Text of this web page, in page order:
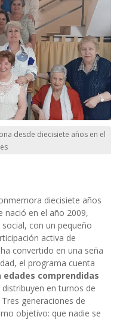
desde diecisiete años en el
diecisiete años
nació en el año 2009,
con un pequeño
activa de
convertido en una seña
el programa cuenta
edades comprendidas
distribuyen en turnos de
generaciones de
objetivo: que nadie se